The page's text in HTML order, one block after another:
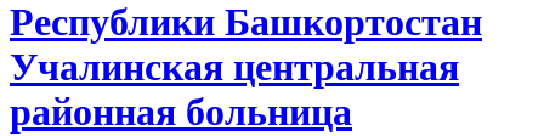
Республики Башкортостан
Учалинская центральная
районная больница